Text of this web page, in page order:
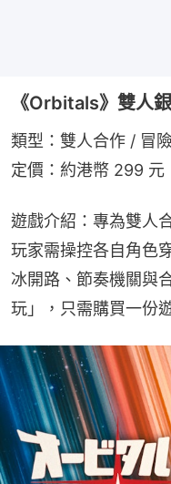
《Orbitals》雙人
類型：雙人合作 / 冒
定價：約港幣 299 元
遊戲介紹：專為雙人
玩家需操控各自角色
冰開路、節奏機關與
玩」，只需購買一份